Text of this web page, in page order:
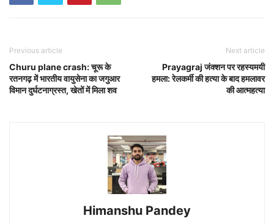
Previous article
Churu plane crash: चूरू के
रतनगढ़ में भारतीय वायुसेना का जगुआर
विमान दुर्घटनाग्रस्त, खेतों में मिला शव
Next article
Prayagraj जंक्शन पर रहस्यमयी
हमला: रेलकर्मी की हत्या के बाद हमलावर
की आत्महत्या
Himanshu Pandey